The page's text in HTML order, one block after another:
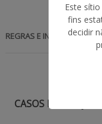
REGRAS E INFORMAÇÕES
CASOS DE FORÇA
Este
fins
decidir